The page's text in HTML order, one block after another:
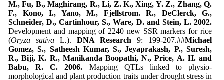
M., Fu, B., Maghirang, R., Li, Z. K., Xing, Y. Z., Zhang, Q.
F., Kono, I., Yano, M., Fjellstrom. R., DeClerck, G.,
Schneider, D., Cartinhour, S., Ware, D. and Stein, L. 2002.
Development and mapping of 2240 new SSR markers for rice
(Oryza sativa L.). DNA Research 9: 199-207.##Michael
Gomez, S., Satheesh Kumar, S., Jeyaprakash, P., Suresh,
R., Biji, K. R., Manikanda Boopathi, N., Price, A. H. and
Babu, R. C. 2006. Mapping QTLs linked to physio-
morphological and plant production traits under drought stress in